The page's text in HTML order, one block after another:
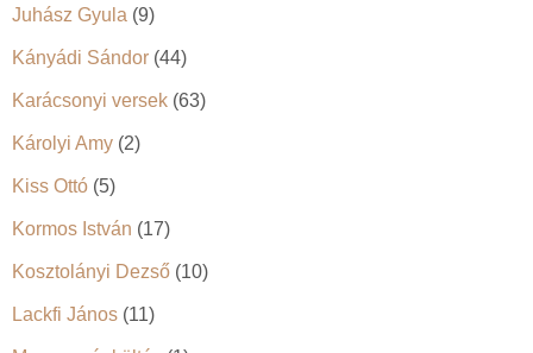
Juhász Gyula (9)
Kányádi Sándor (44)
Karácsonyi versek (63)
Károlyi Amy (2)
Kiss Ottó (5)
Kormos István (17)
Kosztolányi Dezső (10)
Lackfi János (11)